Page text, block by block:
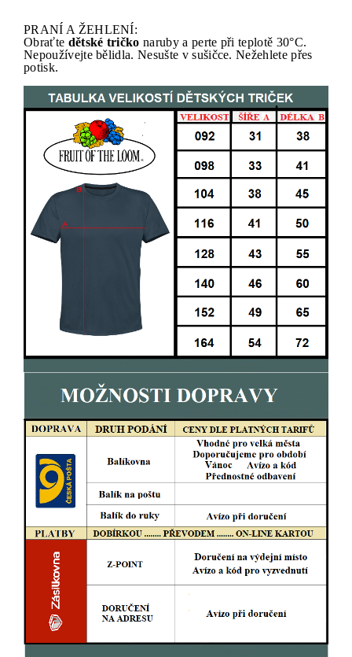
PRANÍ A ŽEHLENÍ:
Obraťte dětské tričko naruby a perte při teplotě 30°C.
Nepoužívejte bělidla. Nesušte v sušičce. Nežehlete přes
potisk.